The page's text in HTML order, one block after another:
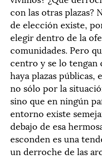
con las otras plazas?
de elección existe,
elegir dentro de la
comunidades. Pero
centro y se lo tengan
haya plazas públicas,
no sólo por la
sino que en ningún
entorno existe
debajo de esa
esconden es una
un derroche de las